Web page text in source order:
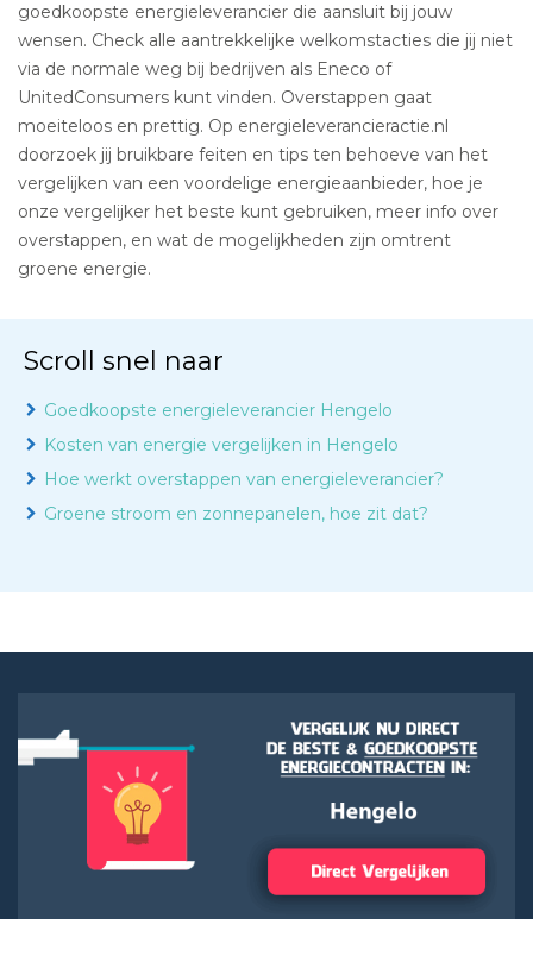
goedkoopste energieleverancier die aansluit bij jouw
wensen. Check alle aantrekkelijke welkomstacties die jij niet
via de normale weg bij bedrijven als Eneco of
UnitedConsumers kunt vinden. Overstappen gaat
moeiteloos en prettig. Op energieleverancieractie.nl
doorzoek jij bruikbare feiten en tips ten behoeve van het
vergelijken van een voordelige energieaanbieder, hoe je
onze vergelijker het beste kunt gebruiken, meer info over
overstappen, en wat de mogelijkheden zijn omtrent
groene energie.
Scroll snel naar
Goedkoopste energieleverancier Hengelo
Kosten van energie vergelijken in Hengelo
Hoe werkt overstappen van energieleverancier?
Groene stroom en zonnepanelen, hoe zit dat?